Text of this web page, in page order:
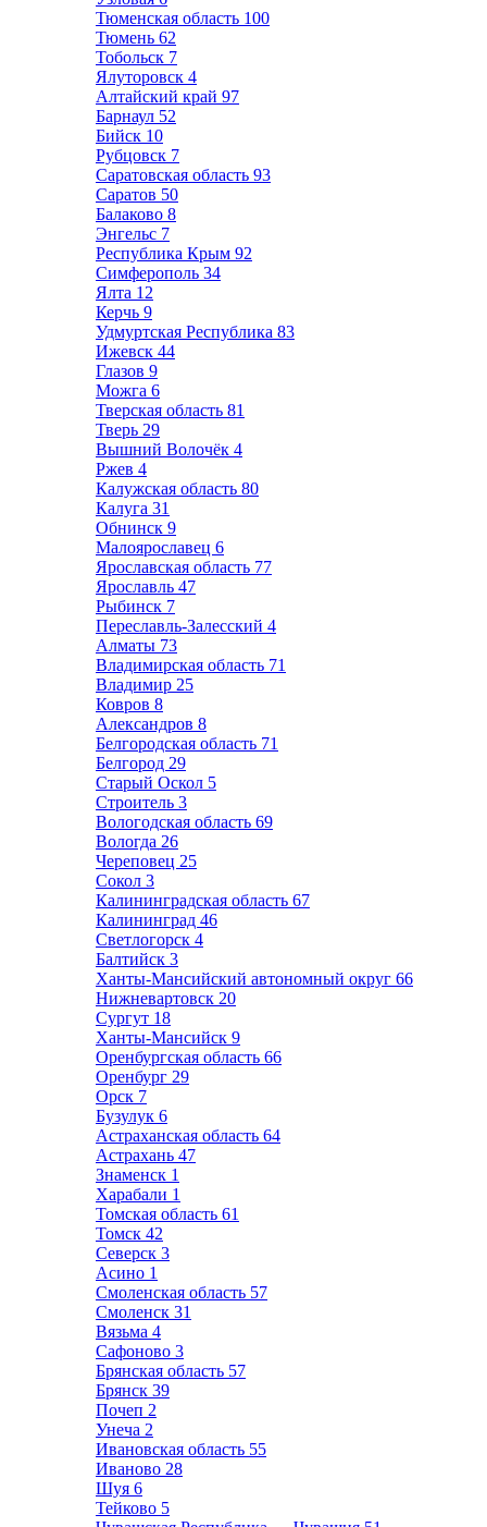
Тюменская область 100
Тюмень 62
Тобольск 7
Ялуторовск 4
Алтайский край 97
Барнаул 52
Бийск 10
Рубцовск 7
Саратовская область 93
Саратов 50
Балаково 8
Энгельс 7
Республика Крым 92
Симферополь 34
Ялта 12
Керчь 9
Удмуртская Республика 83
Ижевск 44
Глазов 9
Можга 6
Тверская область 81
Тверь 29
Вышний Волочёк 4
Ржев 4
Калужская область 80
Калуга 31
Обнинск 9
Малоярославец 6
Ярославская область 77
Ярославль 47
Рыбинск 7
Переславль-Залесский 4
Алматы 73
Владимирская область 71
Владимир 25
Ковров 8
Александров 8
Белгородская область 71
Белгород 29
Старый Оскол 5
Строитель 3
Вологодская область 69
Вологда 26
Череповец 25
Сокол 3
Калининградская область 67
Калининград 46
Светлогорск 4
Балтийск 3
Ханты-Мансийский автономный округ 66
Нижневартовск 20
Сургут 18
Ханты-Мансийск 9
Оренбургская область 66
Оренбург 29
Орск 7
Бузулук 6
Астраханская область 64
Астрахань 47
Знаменск 1
Харабали 1
Томская область 61
Томск 42
Северск 3
Асино 1
Смоленская область 57
Смоленск 31
Вязьма 4
Сафоново 3
Брянская область 57
Брянск 39
Почеп 2
Унеча 2
Ивановская область 55
Иваново 28
Шуя 6
Тейково 5